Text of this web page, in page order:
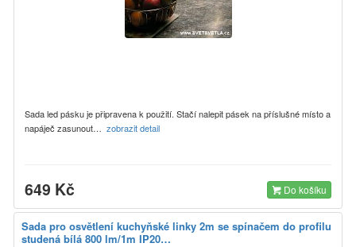
Sada led pásku je připravena k použití. Stačí nalepit pásek na příslušné místo a
napáječ zasunout… zobrazit detail
649 Kč Do košíku
Sada pro osvětlení kuchyňské linky 2m se spínačem do profilu
studená bílá 800 lm/1m IP20…